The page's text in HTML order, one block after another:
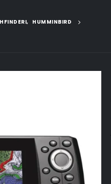
, HUMMINBIRD